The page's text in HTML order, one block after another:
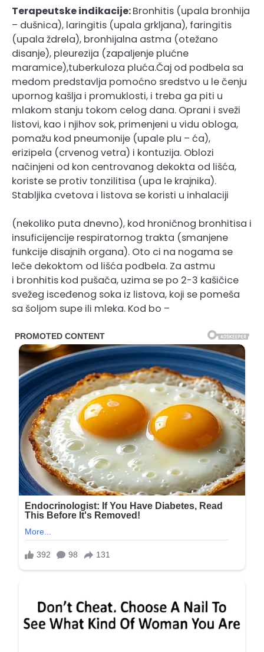
Terapeutske indikacije:Bronhitis (upala bronhija
– dušnica), laringitis (upala grkljana), faringitis
(upala ždrela), bronhijalna astma (otežano
disanje), pleurezija (zapaljenje plućne
maramice),tuberkuloza pluća.Čaj od podbela sa
medom predstavlja pomoćno sredstvo u le čenju
upornog kašlja i promuklosti, i treba ga piti u
mlakom stanju tokom celog dana. Oprani i sveži
listovi, kao i njihov sok, primenjeni u vidu obloga,
pomažu kod pneumonije (upale plu – ća),
erizipela (crvenog vetra) i kontuzija. Oblozi
načinjeni od kon centrovanog dekokta od lišća,
koriste se protiv tonzilitisa (upa le krajnika).
Stabljika cvetova i listova se koristi u inhalaciji
(nekoliko puta dnevno), kod hroničnog bronhitisa i
insuficijencije respiratornog trakta (smanjene
funkcije disajnih organa). Oto ci na nogama se
leče dekoktom od lišća podbela. Za astmu
i bronhitis kod pušača, uzima se po 2-3 kašičice
svežeg isceđenog soka iz listova, koji se pomeša
sa šoljom supe ili mleka. Kod bo –